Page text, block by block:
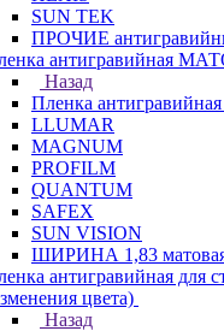
SUN TEK
ПРОЧИЕ
антигравийная
Назад
Пленка
LLUMAR
MAGNUM
PROFILM
QUANTUM
SAFEX
SUN VISION
ШИРИНА 1,83
антигравийная для
цвета)
Назад